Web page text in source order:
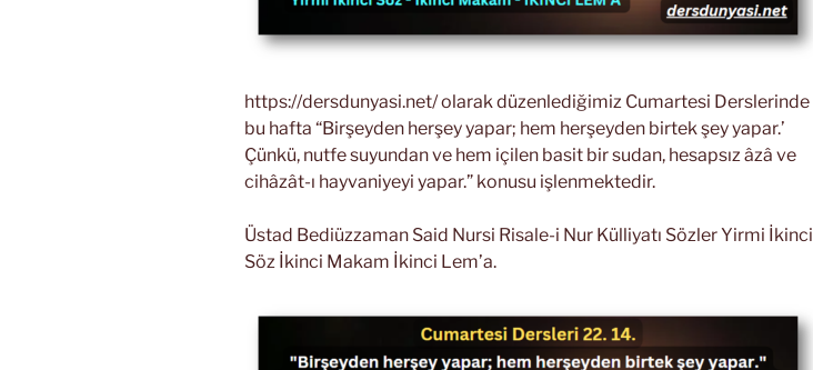
https://dersdunyasi.net/ olarak düzenlediğimiz Cumartesi Derslerinde
bu hafta “Birşeyden herşey yapar; hem herşeyden birtek şey yapar.’
Çünkü, nutfe suyundan ve hem içilen basit bir sudan, hesapsız âzâ ve
cihâzât-ı hayvaniyeyi yapar.” konusu işlenmektedir.
Üstad Bediüzzaman Said Nursi Risale-i Nur Külliyatı Sözler Yirmi İkinci
Söz İkinci Makam İkinci Lem’a.